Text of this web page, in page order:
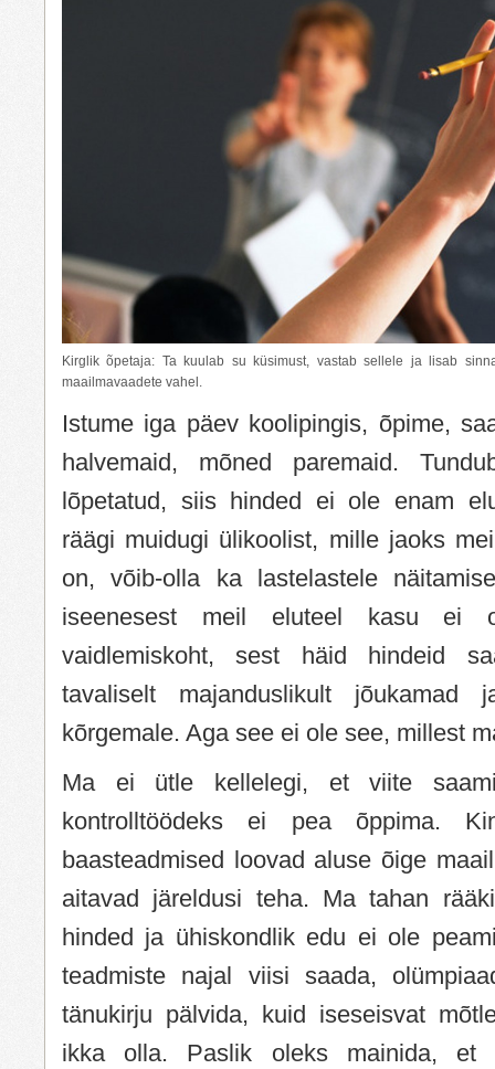
Kirglik õpetaja: Ta kuulab su küsimust, vastab sellele ja lisab
maailmavaadete vahel.
Istume iga päev koolipingis, õpime,
halvemaid, mõned paremaid.
lõpetatud, siis hinded ei ole enam
räägi muidugi ülikoolist, mille jaoks
on, võib-olla ka lastelastele
iseenesest meil eluteel kasu
vaidlemiskoht, sest häid hindeid
tavaliselt majanduslikult jõukamad
kõrgemale. Aga see ei ole see, millest
Ma ei ütle kellelegi, et viite
kontrolltöödeks ei pea õppima.
baasteadmised loovad aluse õige
aitavad järeldusi teha. Ma tahan
hinded ja ühiskondlik edu ei ole
teadmiste najal viisi saada,
tänukirju pälvida, kuid iseseisvat
ikka olla. Paslik oleks mainida,